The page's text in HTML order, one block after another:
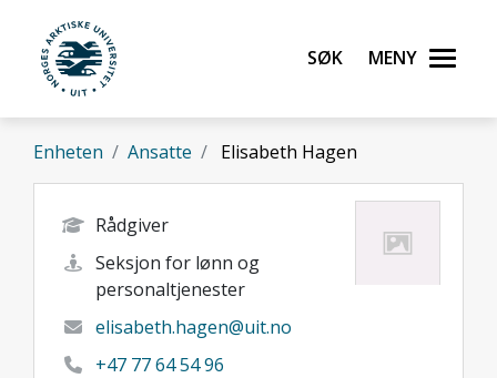
Gå til hovedinnhold
UiT Norges arktiske universitet
Søk Meny
Enheten Ansatte Elisabeth Hagen
Rådgiver
Seksjon for lønn og
personaltjenester
elisabeth.hagen@uit.no
+47 77 64 54 96